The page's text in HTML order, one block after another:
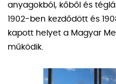
anyagokból, kőből és
1902-ben kezdődött és
kapott helyet a Magyar
működik.